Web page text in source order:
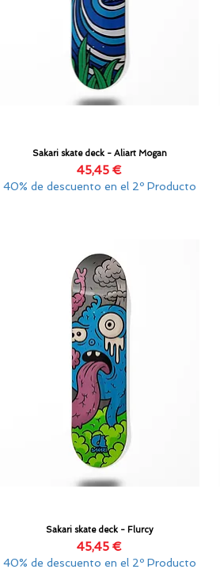
Vista rápida
Sakari skate deck - Aliart Mogan
Precio
45,45 €
40% de descuento en el 2º Producto
Vista rápida
Sakari skate deck - Flurcy
Precio
45,45 €
40% de descuento en el 2º Producto